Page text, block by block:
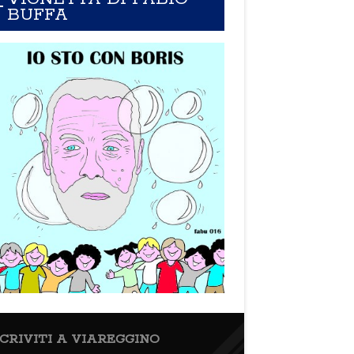
BUFFA
A VIAREGGINO